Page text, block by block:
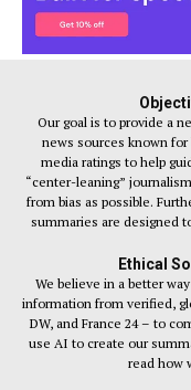
Our goal is to provide a
news sources known
media ratings to help
“center-leaning”
from bias as possible.
summaries are designed
Ethical
We believe in a better
information from verified,
DW, and France 24 – to
use AI to create our
read how